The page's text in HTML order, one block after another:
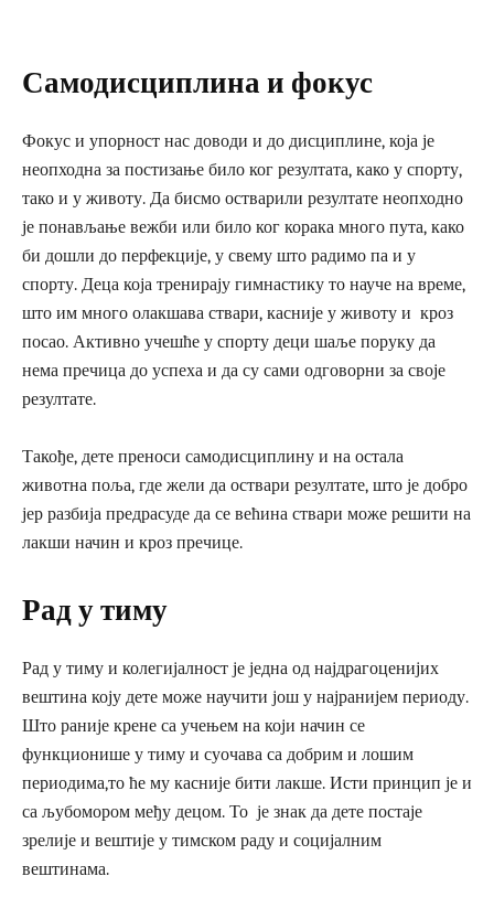
Самодисциплина и фокус
Фокус и упорност нас доводи и до дисциплине, која је
неопходна за постизање било ког резултата, како у спорту,
тако и у животу. Да бисмо остварили резултате неопходно
је понављање вежби или било ког корака много пута, како
би дошли до перфекције, у свему што радимо па и у
спорту. Деца која тренирају гимнастику то науче на време,
што им много олакшава ствари, касније у животу и кроз
посао. Активно учешће у спорту деци шаље поруку да
нема пречица до успеха и да су сами одговорни за своје
резултате.
Такође, дете преноси самодисциплину и на остала
животна поља, где жели да оствари резултате, што је добро
јер разбија предрасуде да се већина ствари може решити на
лакши начин и кроз пречице.
Рад у тиму
Рад у тиму и колегијалност је једна од најдрагоценијих
вештина коју дете може научити још у најранијем периоду.
Што раније крене са учењем на који начин се
функционише у тиму и суочава са добрим и лошим
периодима,то ће му касније бити лакше. Исти принцип је и
са љубомором међу децом. То је знак да дете постаје
зрелије и вештије у тимском раду и социјалним
вештинама.